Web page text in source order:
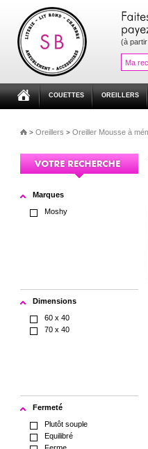
(à
COUETTES OREILLERS
> Oreillers > Oreiller Mousse à
Marques
Moshy
Dimensions
60 x 40
70 x 40
Fermeté
Plutôt souple
Equilibré